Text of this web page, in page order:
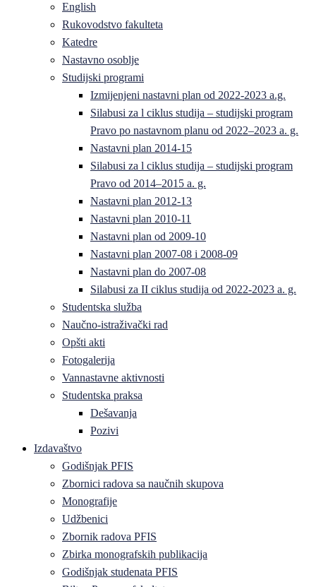
English
Rukovodstvo fakulteta
Katedre
Nastavno osoblje
Studijski programi
Izmijenjeni nastavni plan od 2022-2023 a.g.
Silabusi za l ciklus studija – studijski program
Pravo po nastavnom planu od 2022–2023 a. g.
Nastavni plan 2014-15
Silabusi za l ciklus studija – studijski program
Pravo od 2014–2015 a. g.
Nastavni plan 2012-13
Nastavni plan 2010-11
Nastavni plan od 2009-10
Nastavni plan 2007-08 i 2008-09
Nastavni plan do 2007-08
Silabusi za II ciklus studija od 2022-2023 a. g.
Studentska služba
Naučno-istraživački rad
Opšti akti
Fotogalerija
Vannastavne aktivnosti
Studentska praksa
Dešavanja
Pozivi
Izdavaštvo
Godišnjak PFIS
Zbornici radova sa naučnih skupova
Monografije
Udžbenici
Zbornik radova PFIS
Zbirka monografskih publikacija
Godišnjak studenata PFIS